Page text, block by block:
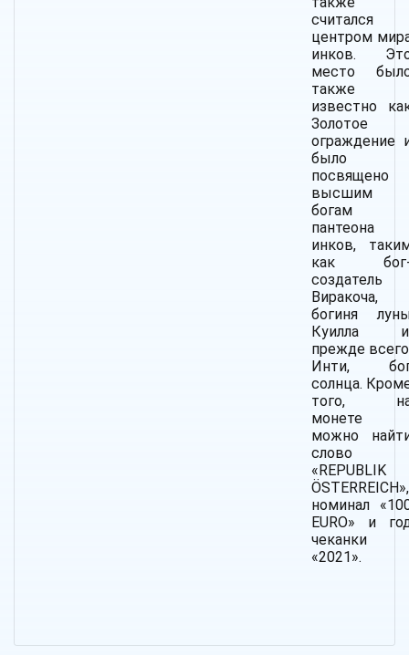
считался
центром
инков.
место
также
известно
Золотое
ограждение
было
посвящено
высшим
богам
пантеона
инков,
как
создатель
Виракоча,
богиня
Куилла
прежде
Инти,
солнца.
того,
монете
можно
слово
«REPUBLIK
ÖSTERREICH»,
номинал
EURO» и
чеканки
«2021».